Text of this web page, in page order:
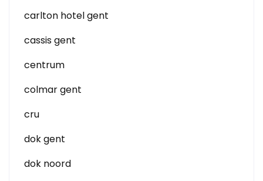
carlton hotel gent
cassis gent
centrum
colmar gent
cru
dok gent
dok noord